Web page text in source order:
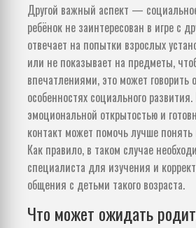
Другой важный аспект —
ребёнок не заинтересован в игре с
отвечает на попытки взрослых
или не показывает на предметы,
впечатлениями, это может говорить
особенностях социального
эмоциональной открытостью и
контакт может помочь лучше понять
Как правило, в таком случае
специалиста для изучения и
общения с детьми такого возраста.
Что может ожидать